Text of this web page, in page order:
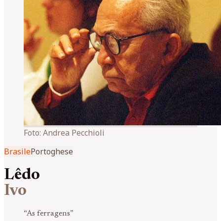
Foto: Andrea Pecchioli
BrasilePortoghese
Lêdo
Ivo
“As ferragens”